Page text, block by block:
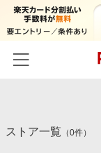
カテゴリー一覧
ストア一覧 （0件）